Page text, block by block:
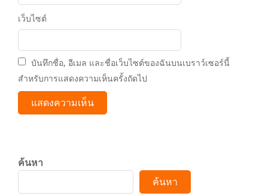
เว็บไซต์
บันทึกชื่อ, อีเมล และชื่อเว็บไซต์ของฉันบนเบราว์เซอร์นี้
สำหรับการแสดงความเห็นครั้งถัดไป
ค้นหา
ค้นหา